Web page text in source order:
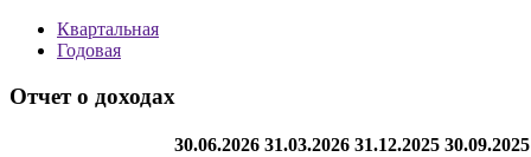
Квартальная
Годовая
Отчет о доходах
30.06.2026 31.03.2026 31.12.2025 30.09.2025